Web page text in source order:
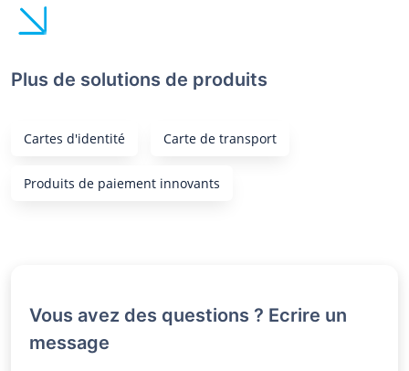
Plus de solutions de produits
Cartes d'identité Carte de transport
Produits de paiement innovants
Vous avez des questions ? Ecrire un
message